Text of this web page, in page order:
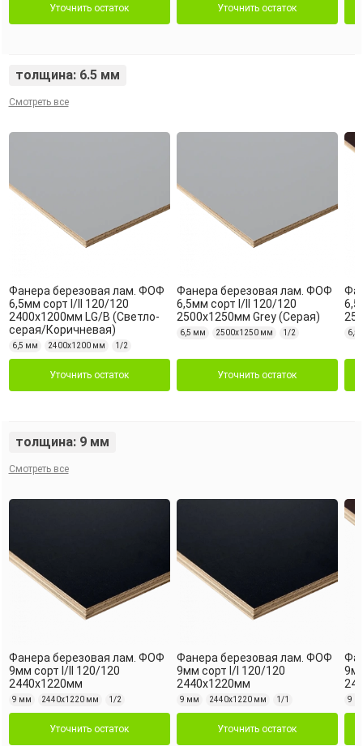
Уточнить остаток Уточнить остаток
толщина: 6.5 мм
Смотреть все
Фанера березовая лам. ФОФ
6,5мм сорт I/II 120/120
2400х1200мм LG/B (Светло-
серая/Коричневая)
6,5 мм 2400х1200 мм 1/2
Уточнить остаток
Фанера березовая лам. ФОФ
6,5мм сорт I/II 120/120
2500х1250мм Grey (Серая)
6,5 мм 2500х1250 мм 1/2
Уточнить остаток
6,5
толщина: 9 мм
Смотреть все
Фанера березовая лам. ФОФ
9мм сорт I/II 120/120
2440х1220мм
9 мм 2440х1220 мм 1/2
Уточнить остаток
Фанера березовая лам. ФОФ
9мм сорт I/I 120/120
2440х1220мм
9 мм 2440х1220 мм 1/1
Уточнить остаток
9